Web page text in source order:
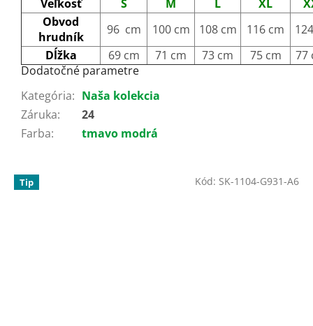
Veľkosť
S M L XL
Obvod
hrudník
96 cm 100 cm 108 cm 116 cm
Dĺžka
69 cm 71 cm 73 cm 75 cm
77
Dodatočné parametre
Kategória: Naša kolekcia
Záruka:
24
Farba: tmavo modrá
Tip Kód: SK-1104-G931-A6